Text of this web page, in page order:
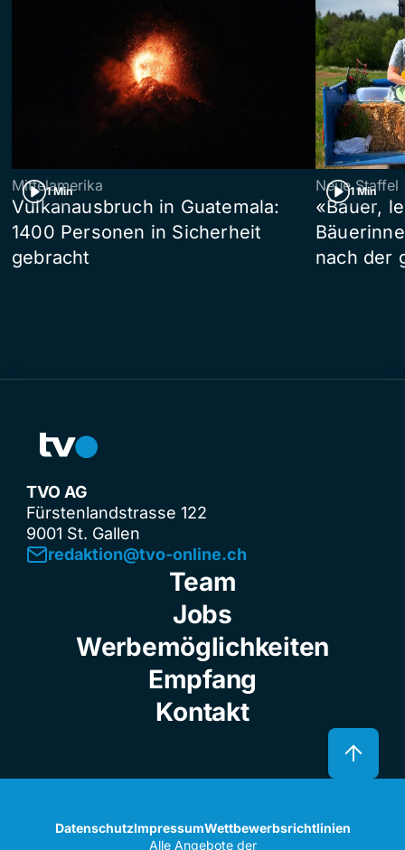
1 Min
Mittelamerika
Vulkanausbruch in Guatemala:
1400 Personen in Sicherheit
gebracht
1 Min
Neue Staffel
«Bauer,
nach der
TVO AG
Fürstenlandstrasse 122
9001 St. Gallen
redaktion@tvo-online.ch
Team
Jobs
Werbemöglichkeiten
Empfang
Kontakt
DatenschutzImpressumWettbewerbsrichtlinien
Alle Angebote der